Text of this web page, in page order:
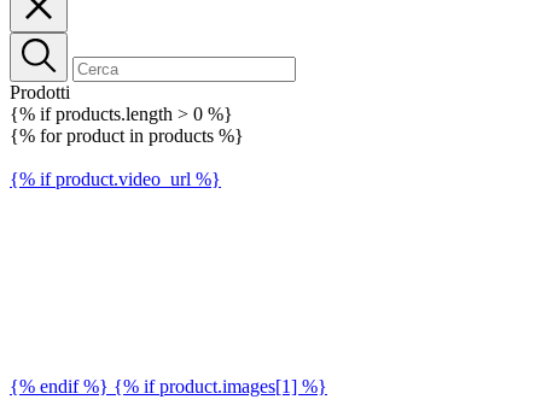
Prodotti
{% if products.length > 0 %}
{% for product in products %}
{% if product.video_url %}
{% endif %} {% if product.images[1] %}